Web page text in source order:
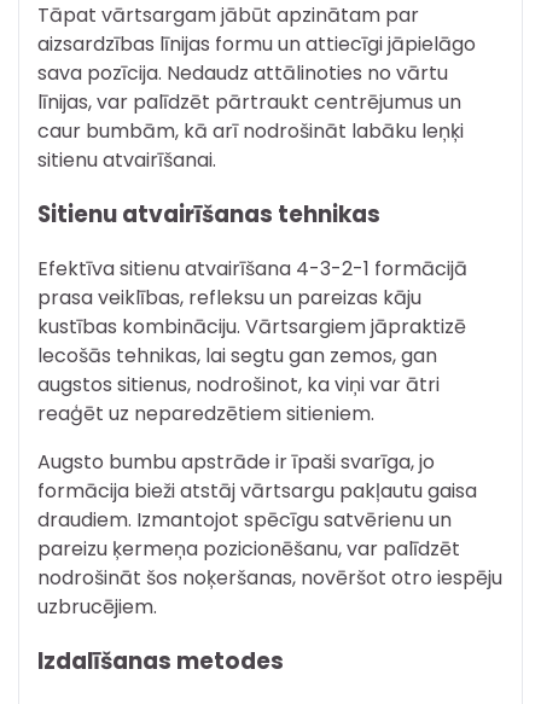
Tāpat vārtsargam jābūt apzinātam par
aizsardzības līnijas formu un attiecīgi jāpielāgo
sava pozīcija. Nedaudz attālinoties no vārtu
līnijas, var palīdzēt pārtraukt centrējumus un
caur bumbām, kā arī nodrošināt labāku leņķi
sitienu atvairīšanai.
Sitienu atvairīšanas tehnikas
Efektīva sitienu atvairīšana 4-3-2-1 formācijā
prasa veiklības, refleksu un pareizas kāju
kustības kombināciju. Vārtsargiem jāpraktizē
lecošās tehnikas, lai segtu gan zemos, gan
augstos sitienus, nodrošinot, ka viņi var ātri
reaģēt uz neparedzētiem sitieniem.
Augsto bumbu apstrāde ir īpaši svarīga, jo
formācija bieži atstāj vārtsargu pakļautu gaisa
draudiem. Izmantojot spēcīgu satvērienu un
pareizu ķermeņa pozicionēšanu, var palīdzēt
nodrošināt šos noķeršanas, novēršot otro iespēju
uzbrucējiem.
Izdalīšanas metodes